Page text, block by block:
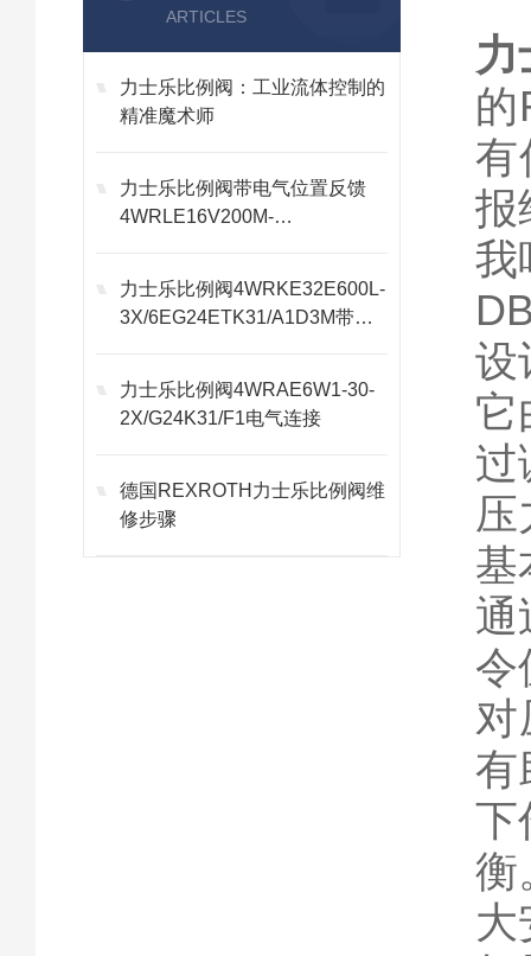
ARTICLES
力士乐比例阀：工业流体控制的
精准魔术师
力士乐比例阀带电气位置反馈
4WRLE16V200M-
力士乐比例阀4WRKE32E600L-
3X/6EG24ETK31/A1D3M带电
力士乐比例阀4WRAE6W1-30-
2X/G24K31/F1电气连接
德国REXROTH力士乐比例阀维
修步骤
的
有
报
设
它
过
压
基
通
令
对
有
下
衡
大